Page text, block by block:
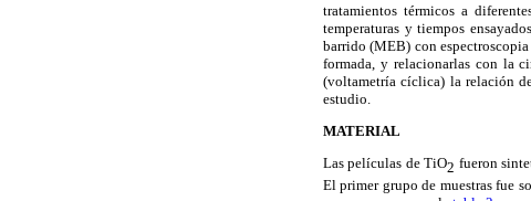
tratamientos térmicos a
temperaturas y tiempos
barrido (MEB) con
formada, y relacionarlas con la
(voltametría cíclica) la relación
estudio.
MATERIAL
Las películas de TiO2 fueron
El primer grupo de muestras fue